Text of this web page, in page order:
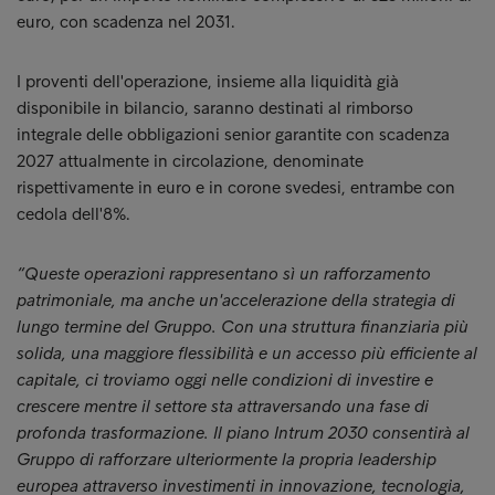
euro, con scadenza nel 2031.
I proventi dell'operazione, insieme alla liquidità già
disponibile in bilancio, saranno destinati al rimborso
integrale delle obbligazioni senior garantite con scadenza
2027 attualmente in circolazione, denominate
rispettivamente in euro e in corone svedesi, entrambe con
cedola dell'8%.
“Queste operazioni rappresentano sì un rafforzamento
patrimoniale, ma anche un'accelerazione della strategia di
lungo termine del Gruppo. Con una struttura finanziaria più
solida, una maggiore flessibilità e un accesso più efficiente al
capitale, ci troviamo oggi nelle condizioni di investire e
crescere mentre il settore sta attraversando una fase di
profonda trasformazione. Il piano Intrum 2030 consentirà al
Gruppo di rafforzare ulteriormente la propria leadership
europea attraverso investimenti in innovazione, tecnologia,